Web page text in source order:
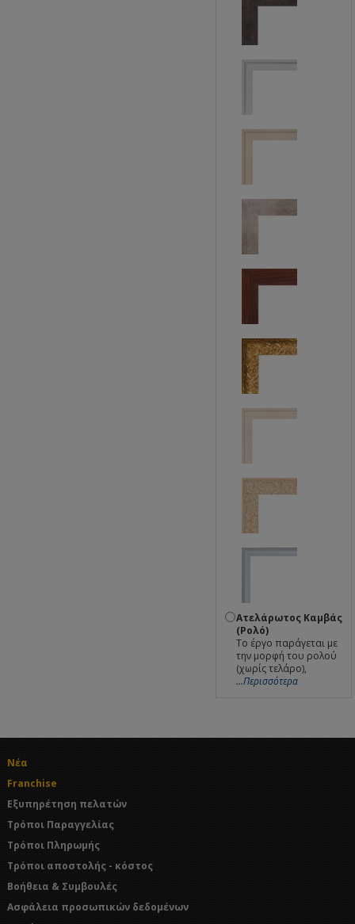
Ατελάρωτος Καμβάς
(Ρολό)
Το έργο παράγεται με
την μορφή του ρολού
(χωρίς τελάρο),
...Περισσότερα
Νέα
Franchise
Εξυπηρέτηση πελατών
Τρόποι Παραγγελίας
Τρόποι Πληρωμής
Τρόποι αποστολής - κόστος
Βοήθεια & Συμβουλές
Ασφάλεια προσωπικών δεδομένων